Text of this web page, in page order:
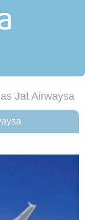
Jat Airwaysa